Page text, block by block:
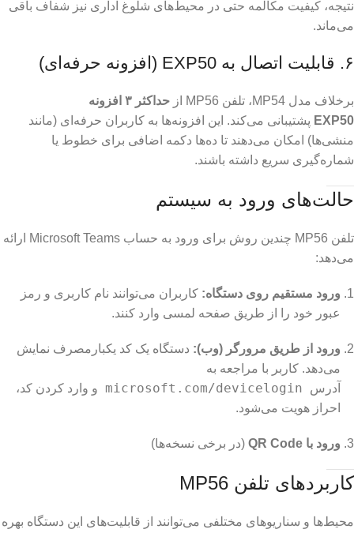
نتیجه، کیفیت مکالمه حتی در محیط‌های شلوغ اداری نیز شفاف باقی
می‌ماند.
۶. قابلیت اتصال به EXP50 (افزونه حرفه‌ای)
برخلاف مدل MP54، تلفن MP56 از
حداکثر ۳ افزونه
EXP50 پشتیبانی می‌کند. این افزونه‌ها به کاربران حرفه‌ای (مانند
منشی‌ها) امکان می‌دهند تا ده‌ها دکمه اضافی برای خطوط یا
شماره‌گیری سریع داشته باشند.
حالت‌های ورود به سیستم
تلفن MP56 چندین روش برای ورود به حساب Microsoft Teams ارائه
می‌دهد:
ورود مستقیم روی دستگاه: کاربران می‌توانند نام کاربری و رمز
عبور خود را از طریق صفحه لمسی وارد کنند.
ورود از طریق مرورگر (وب): دستگاه یک کد یکبارمصرف نمایش
می‌دهد. کاربر با مراجعه به
آدرس
microsoft.com/devicelogin
و وارد کردن کد،
احراز هویت می‌شود.
ورود با QR Code (در برخی نسخه‌ها)
کاربردهای تلفن MP56
محیط‌ها و سناریوهای مختلفی می‌توانند از قابلیت‌های این دستگاه بهره